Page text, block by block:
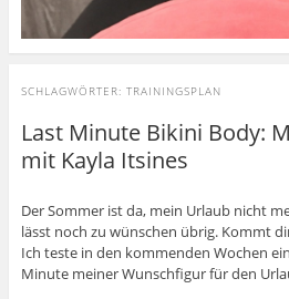
SCHLAGWÖRTER: TRAININGSPLAN
Last Minute Bikini Body:
mit Kayla Itsines
Der Sommer ist da, mein Urlaub nicht
lässt noch zu wünschen übrig. Kommt
Ich teste in den kommenden Wochen
Minute meiner Wunschfigur für den